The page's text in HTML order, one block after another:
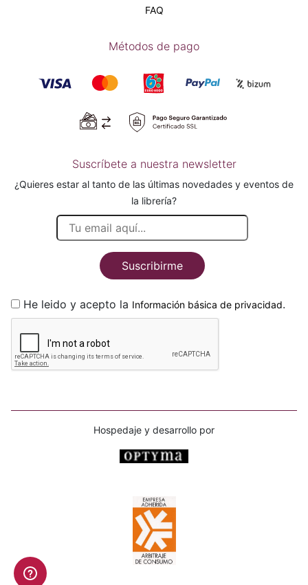
FAQ
Métodos de pago
Suscríbete a nuestra newsletter
¿Quieres estar al tanto de las últimas novedades y eventos de
la librería?
Suscribirme
He leido y acepto la Información básica de privacidad.
Hospedaje y desarrollo por